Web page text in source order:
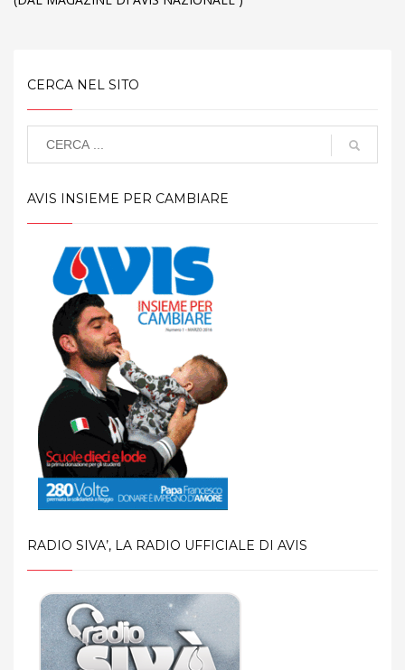
CERCA NEL SITO
AVIS INSIEME PER CAMBIARE
RADIO SIVA’, LA RADIO UFFICIALE DI AVIS